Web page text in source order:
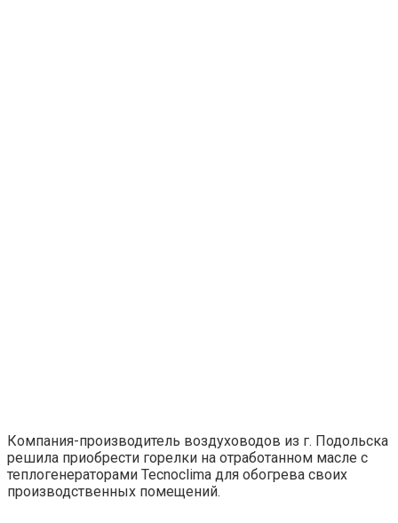
Компания-производитель воздуховодов из г. Подольска
решила приобрести горелки на отработанном масле с
теплогенераторами Tecnoclima для обогрева своих
производственных помещений.